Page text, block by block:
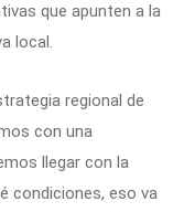
que apunten a la
local.
regional de
con una
llegar con la
condiciones, eso va